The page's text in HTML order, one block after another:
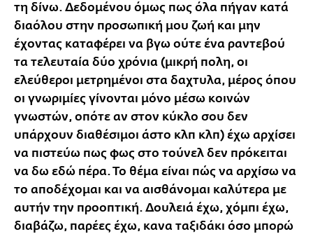
τη δίνω. Δεδομένου όμως πως όλα πήγαν κατά
διαόλου στην προσωπική μου ζωή και μην
έχοντας καταφέρει να βγω ούτε ένα ραντεβού
τα τελευταία δύο χρόνια (μικρή πολη, οι
ελεύθεροι μετρημένοι στα δαχτυλα, μέρος όπου
οι γνωριμίες γίνονται μόνο μέσω κοινών
γνωστών, οπότε αν στον κύκλο σου δεν
υπάρχουν διαθέσιμοι άστο κλπ κλπ) έχω αρχίσει
να πιστεύω πως φως στο τούνελ δεν πρόκειται
να δω εδώ πέρα. Το θέμα είναι πώς να αρχίσω να
το αποδέχομαι και να αισθάνομαι καλύτερα με
αυτήν την προοπτική. Δουλειά έχω, χόμπι έχω,
διαβάζω, παρέες έχω, κανα ταξιδάκι όσο μπορώ